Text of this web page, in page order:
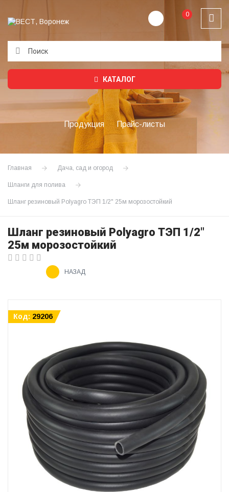
0
КАТАЛОГ
Продукция Прайс-листы
Главная Дача, сад и огород
Шланги для полива
Шланг резиновый Polyagro ТЭП 1/2" 25м морозостойкий
Шланг резиновый Polyagro ТЭП 1/2"
25м морозостойкий
НАЗАД
Код: 29206